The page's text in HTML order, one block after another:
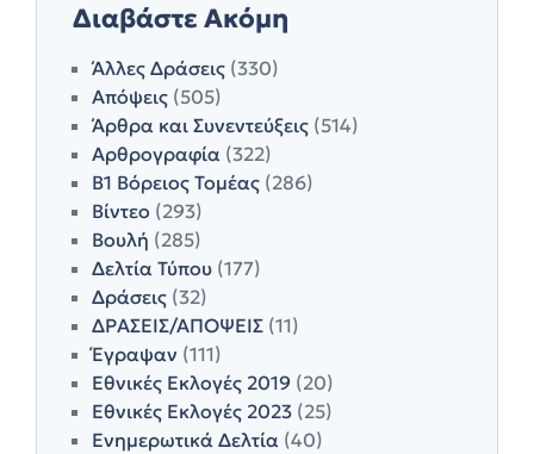
Διαβάστε Ακόμη
Άλλες Δράσεις (330)
Απόψεις (505)
Άρθρα και Συνεντεύξεις (514)
Αρθρογραφία (322)
Β1 Βόρειος Τομέας (286)
Βίντεο (293)
Βουλή (285)
Δελτία Τύπου (177)
Δράσεις (32)
ΔΡΑΣΕΙΣ/ΑΠΟΨΕΙΣ (11)
Έγραψαν (111)
Εθνικές Εκλογές 2019 (20)
Εθνικές Εκλογές 2023 (25)
Ενημερωτικά Δελτία (40)